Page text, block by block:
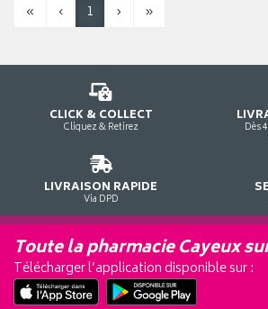
« ‹ 1 › »
CLICK & COLLECT
Cliquez & Retirez Dès
LIVRAISON RAPIDE
Via DPD
Toute la pharmacie Cayeux
Télécharger l’application disponible sur :